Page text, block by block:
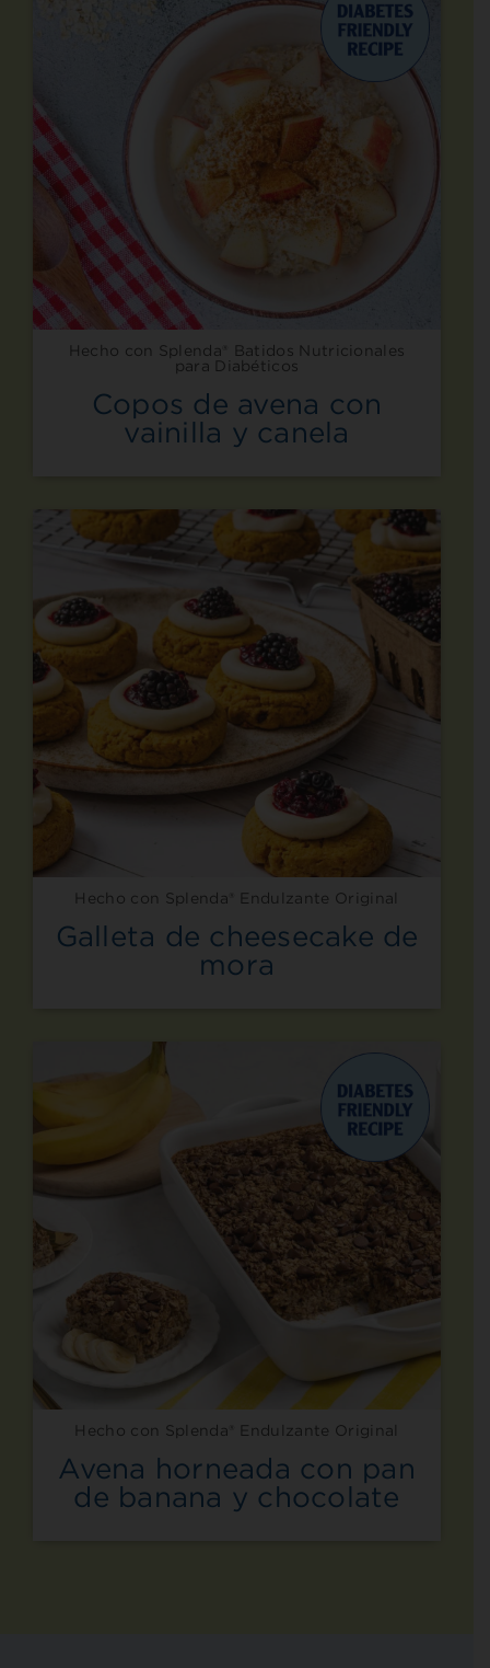
Hecho con Splenda® Batidos Nutricionales
para Diabéticos
Copos de avena con
vainilla y canela
Hecho con Splenda® Endulzante Original
Galleta de cheesecake de
mora
Hecho con Splenda® Endulzante Original
Avena horneada con pan
de banana y chocolate